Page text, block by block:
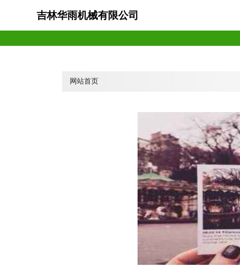
吉林华雨机械有限公司
网站首页